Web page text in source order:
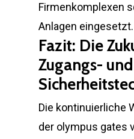
Firmenkomplexen
Anlagen eingesetzt.
Fazit: Die
Zugangs- und
Die kontinuierliche
der olympus gates